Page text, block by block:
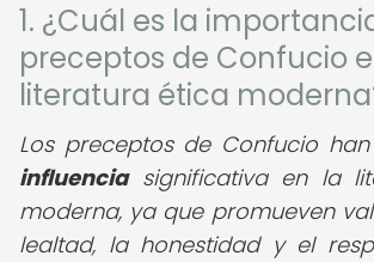
1. ¿Cuál es la
preceptos de Confucio
literatura ética
Los preceptos de Confucio
influenciasignificativa en la
moderna, ya que promueven
lealtad, la honestidad y el